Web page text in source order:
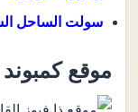
سولت الساحل
موقع كمبوند